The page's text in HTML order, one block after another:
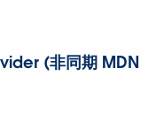
(非同期 MDN